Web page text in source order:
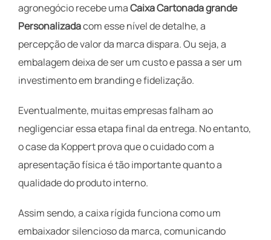
agronegócio recebe umaCaixa Cartonada grande
Personalizadacom esse nível de detalhe, a
percepção de valor da marca dispara. Ou seja, a
embalagem deixa de ser um custo e passa a ser um
investimento em branding e fidelização.
Eventualmente, muitas empresas falham ao
negligenciar essa etapa final da entrega. No entanto,
o case da Koppert prova que o cuidado com a
apresentação física é tão importante quanto a
qualidade do produto interno.
Assim sendo, a caixa rígida funciona como um
embaixador silencioso da marca, comunicando